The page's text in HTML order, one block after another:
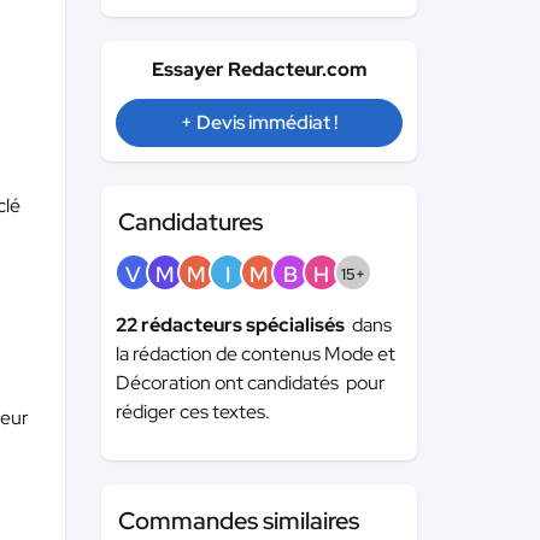
Essayer Redacteur.com
+ Devis immédiat !
Candidatures
V M M I M B H 15+
22 rédacteurs spécialisés dans
la rédaction de contenus Mode et
Décoration ont candidatés pour
rédiger ces textes.
Commandes similaires